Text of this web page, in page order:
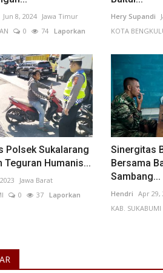
Jun 8, 2024 Jawa Timur
0 74 Laporkan
Hery Supandi
KOTA
Polsek Sukalarang
Teguran Humanis...
Jawa Barat
0 37 Laporkan
Sinergitas
Bersama
Sambang...
Hendri Apr 29,
KAB. SUKABUMI
Utara
Indonesia Gelar
Barauntu
BITUNG